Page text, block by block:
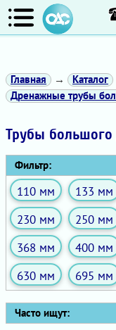
Главная → Каталог
Дренажные трубы
Трубы
Фильтр:
110 мм 133 мм
230 мм
250 мм
368 мм
400 мм
630 мм
695 мм
Часто ищут: